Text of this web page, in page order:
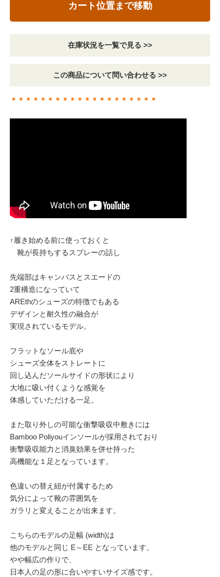
カート位置まで移動
在庫状況を一覧で見る >>
この商品について問い合わせる >>
＊＊＊＊＊＊＊＊＊＊＊＊＊＊＊＊＊＊＊＊
↑履き始める前に使っておくと
靴が長持ちするスプレーの話し
先端部はキャンバスとスエードの
2重構造になっていて
AREthのシューズの特徴でもある
デザインと耐久性の融合が
実現されているモデル。
フラットなソール底や
シューズ全体をストレートに
回し込んだソールサイドの形状により
大地に吸い付くような感覚を
体感していただける一足。
また取り外しの可能な衝撃吸収中敷きには
Bamboo Poliyouインソールが採用されており
衝撃吸収能力と消臭効果を併せ持った
高機能な１足となっています。
色違いの替え紐が付属するため
気分によって靴の雰囲気を
ガラリと変えることが出来ます。
こちらのモデルの足幅 (width)は
他のモデルと同じ E～EE となっています。
やや幅広の作りで、
日本人の足の形に合いやすいサイズ感です。